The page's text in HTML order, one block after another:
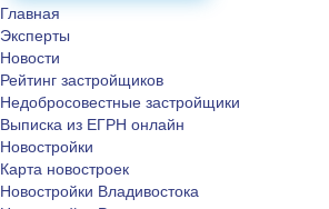
Главная
Эксперты
Новости
Рейтинг застройщиков
Недобросовестные застройщики
Выписка из ЕГРН онлайн
Новостройки
Карта новостроек
Новостройки Владивостока